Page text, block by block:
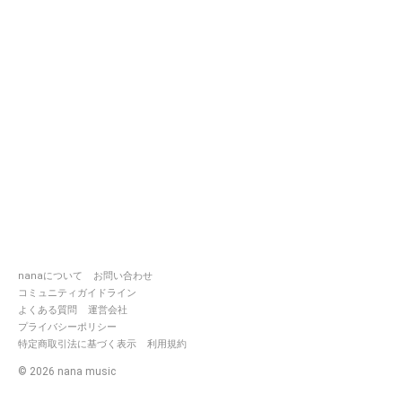
nanaについて
お問い合わせ
コミュニティガイドライン
よくある質問
運営会社
プライバシーポリシー
特定商取引法に基づく表示
利用規約
© 2026 nana music